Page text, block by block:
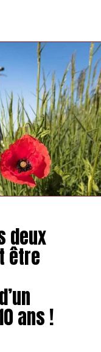
deux
être
ans !